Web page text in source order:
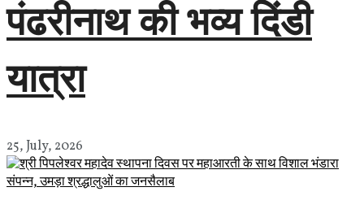
पंढरीनाथ की भव्य दिंडी
यात्रा
25, July, 2026